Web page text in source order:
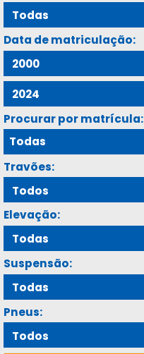
Data de matriculação:
Procurar por matrícula:
Travões:
Elevação:
Suspensão:
Pneus: